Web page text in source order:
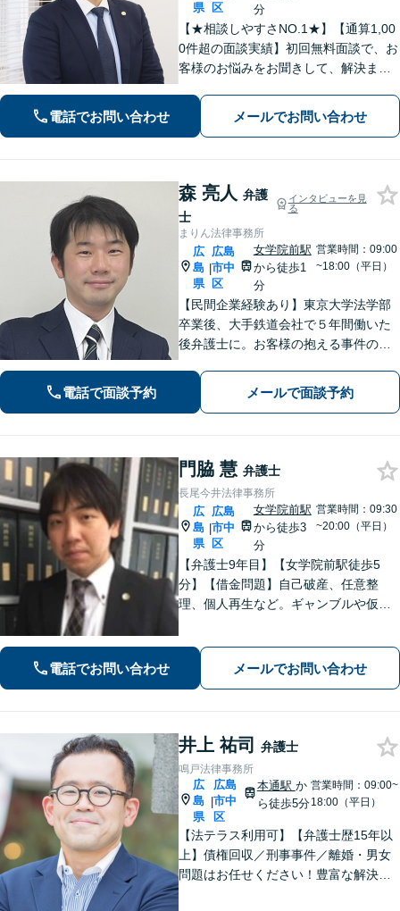
県
区
分
【★相談しやすさNO.1★】【通算1,00
0件超の面談実績】初回無料面談で、お
客様のお悩みをお聞きして、解決まで
婚問題」「私選刑事事件」「自己破
産」「相続」問題を得意としていま
電話でお問い合わせ メールでお問い合わせ
森 亮人 弁護
士
インタビューを見
る
まりん法律事務所
広
島
県
|
広島
市中
区
女学院前駅
から徒歩1
分
営業時間：09:00
~18:00（平日）
【民間企業経験あり】東京大学法学部
卒業後、大手鉄道会社で５年間働いた
後弁護士に。お客様の抱える事件の本
出すのが得意です。逆に私からは、法
律用語を多用しない分かり易い説明を
電話で面談予約 メールで面談予約
門脇 慧 弁護士
長尾今井法律事務所
広
島
県
|
広島
市中
区
女学院前駅
から徒歩3
分
営業時間：09:30
~20:00（平日）
【弁護士9年目】【女学院前駅徒歩5
分】【借金問題】自己破産、任意整
理、個人再生など。ギャンブルや仮想
などご相談ください【夜間土日祝相談
可】【初回相談無料】【Zoom面談可】
電話でお問い合わせ メールでお問い合わせ
井上 祐司 弁護士
鳴戸法律事務所
広
島
県
|
広島
市中
区
本通駅 か
ら徒歩5分
営業時間：09:00~
18:00（平日）
【法テラス利用可】【弁護士歴15年以
上】債権回収／刑事事件／離婚・男女
問題はお任せください！豊富な解決実